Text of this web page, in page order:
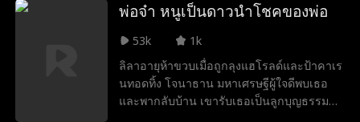
เธอกลับไม่เชื่อเธออีกแถมคิดว่าเธอซ่อน
ตกนรกยิ่งกว่าเดิม
พ่อจ๋า หนูเป็นดาวนำโชคของพ่อ
53k
1k
ลิลาอายุห้าขวบเมื่อถูกลุงแฮโรลด์และป้าคาเร
นทอดทิ้ง โจนาธาน มหาเศรษฐีผู้ใจดีพบเธอ
และพากลับบ้าน เขารับเธอเป็นลูกบุญธรรม